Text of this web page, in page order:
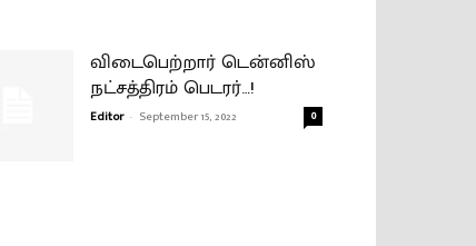
விடைபெற்றார் டென்னிஸ்
நட்சத்திரம் பெடரர்…!
Editor - September 15, 2022 0